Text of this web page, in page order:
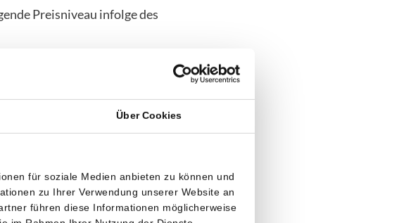
Über Cookies
für soziale Medien anbieten zu können und
zu Ihrer Verwendung unserer Website an
führen diese Informationen möglicherweise
Preisniveau infolge des
zu werden.